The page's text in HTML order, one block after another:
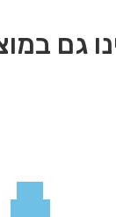
גם